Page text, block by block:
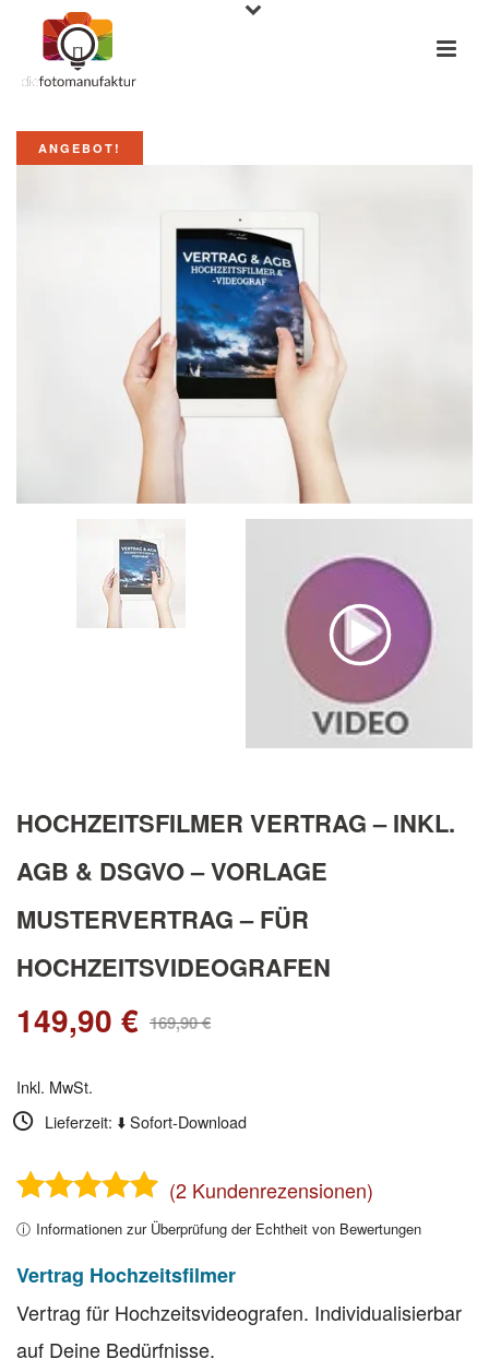
ANGEBOT!
HOCHZEITSFILMER VERTRAG – INKL.
AGB & DSGVO – VORLAGE
MUSTERVERTRAG – FÜR
HOCHZEITSVIDEOGRAFEN
169,90€
Ursprünglicher
war:
169,90 €
149,90 €Aktueller
149,90 €.
Inkl. MwSt.
Lieferzeit: ⬇️ Sofort-Download
Bewertet mit
5.00
basierend
Kundenbewertungen
ⓘ Informationen zur Überprüfung der Echtheit von Bewertungen
(2 Kundenrezensionen)
Vertrag Hochzeitsfilmer
Vertrag für Hochzeitsvideografen. Individualisierbar
auf Deine Bedürfnisse.